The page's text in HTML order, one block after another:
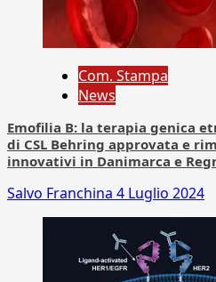
Com. Stampa
News
Emofilia B: la terapia genica
di CSL Behring approvata e
innovativi in Danimarca e
Salvo Franchina 4 Luglio 2024